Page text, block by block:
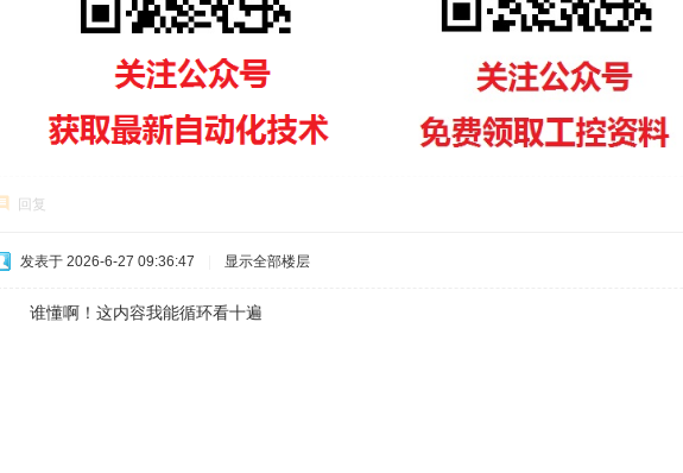
回复
发表于 2026-6-27 09:36:47 显示全部楼层
谁懂啊！这内容我能循环看十遍